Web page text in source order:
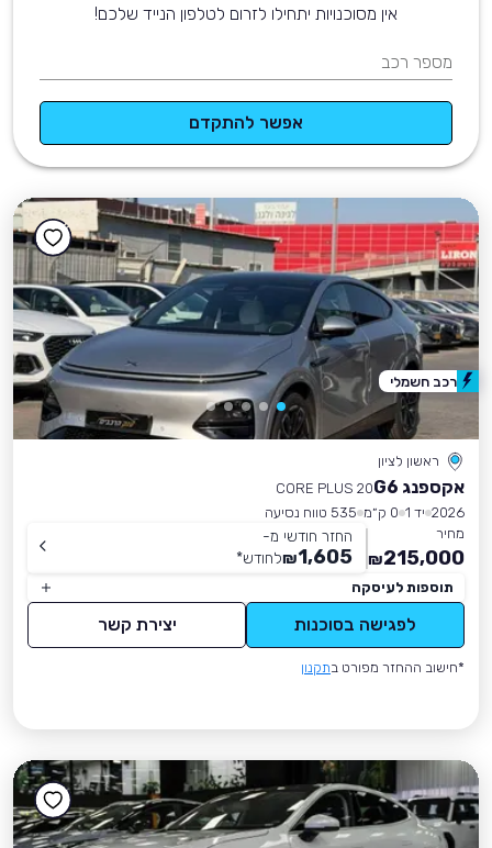
אין מסוכנויות יתחילו לזרום לטלפון הנייד שלכם!
מספר רכב
אפשר להתקדם
ראשון לציון
אקספנג G6
CORE PLUS 20
2026 יד 1 0 ק״מ
535 טווח נסיעה
מחיר
215,000
₪
החזר חודשי מ-
1,605
₪לחודש*
תוספות לעיסקה
לפגישה בסוכנות יצירת קשר
*חישוב ההחזר מפורט בתקנון
רכב חשמלי